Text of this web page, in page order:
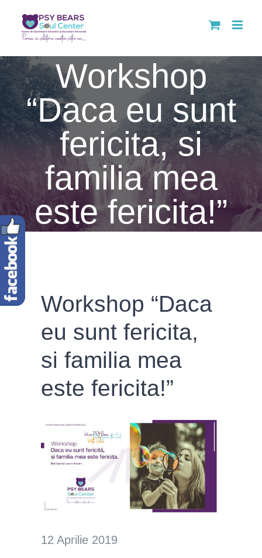
content
Workshop
“Daca eu sunt
fericita, si
familia mea
este fericita!”
Workshop “Daca
eu sunt fericita,
si familia mea
este fericita!”
12 Aprilie 2019